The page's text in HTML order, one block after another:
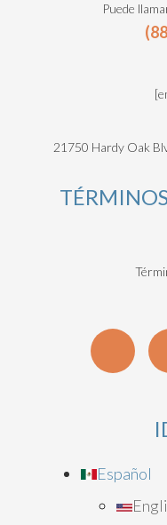
Puede
21750 Hardy Oak
Español